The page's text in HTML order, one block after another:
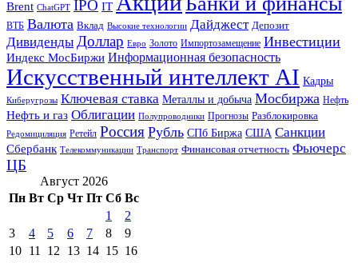
Brent ChatGPT IPO IT
ВТБ Валюта Вклад Высокие технологии Дайджест Депозит
Дивиденды Доллар Евро Золото Импортозамещение Инвестиции
Индекс МосБиржи Информационная безопасность
Искусственный интеллект AI Кадры
Киберугрозы Ключевая ставка Металлы и добыча Мосбиржа Нефть
Нефть и газ Облигации Полупроводники Прогнозы Разблокировка
Редомициляция Ретейл Россия Рубль СПб Биржа США Санкции
Сбербанк Телекоммуникации Транспорт Финансовая отчетность Фьючерс
ЦБ
Август 2026
Пн Вт Ср Чт Пт Сб Вс
1
2
3
4 5 6 7 8
9
10 11 12 13 14 15 16